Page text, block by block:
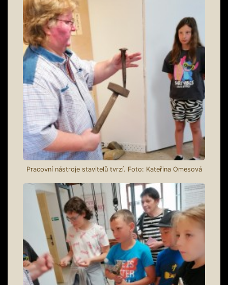
Pracovní nástroje stavitelů tvrzí. Foto: Kateřina Omesová